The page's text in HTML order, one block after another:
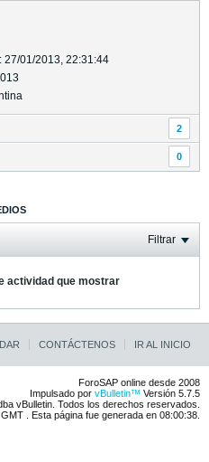
27/01/2013, 22:31:44
2
0
Filtrar
actividad que mostrar
CONTÁCTENOS IR AL INICIO
ForoSAP online desde 2008
Impulsado por vBulletin™ Versión 5.7.5
vBulletin. Todos los derechos reservados.
. Esta página fue generada en 08:00:38.